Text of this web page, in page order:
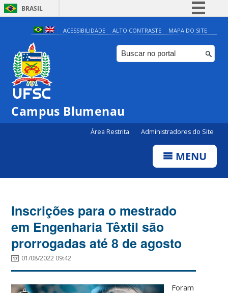
BRASIL
Simplifique!
Comunica BR
Participe
ACESSIBILIDADE ALTO CONTRASTE MAPA DO SITE
Campus Blumenau
Área Restrita Administradores do Site
MENU
Inscrições para o mestrado
em Engenharia Têxtil são
prorrogadas até 8 de agosto
01/08/2022 09:42
Foram